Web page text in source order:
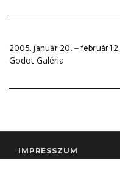
2005. január 20. ‒ február 12.
Godot Galéria
IMPRESSZUM